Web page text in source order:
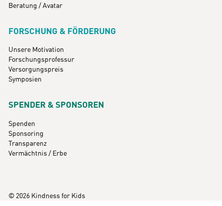
Beratung / Avatar
FORSCHUNG & FÖRDERUNG
Unsere Motivation
Forschungsprofessur
Versorgungspreis
Symposien
SPENDER & SPONSOREN
Spenden
Sponsoring
Transparenz
Vermächtnis / Erbe
© 2026 Kindness for Kids